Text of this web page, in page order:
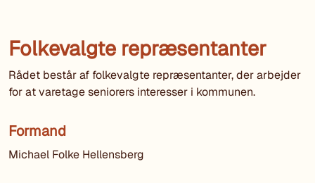
Folkevalgte repræsentanter
Rådet består af folkevalgte repræsentanter, der arbejder
for at varetage seniorers interesser i kommunen.
Formand
Michael Folke Hellensberg